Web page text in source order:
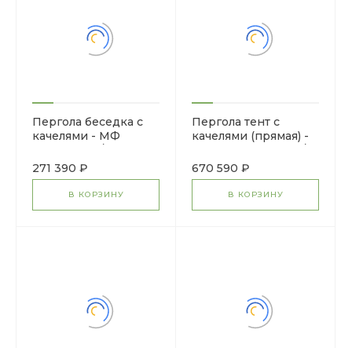
Пергола беседка с
качелями - МФ
поликарбонатом/
271 390 ₽
В КОРЗИНУ
Пергола тент с
качелями (прямая) -
без поликарбоната/
670 590 ₽
В КОРЗИНУ